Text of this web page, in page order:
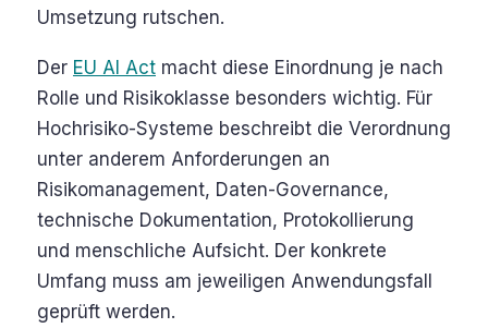
Umsetzung rutschen.
Der EU AI Act macht diese Einordnung je nach
Rolle und Risikoklasse besonders wichtig. Für
Hochrisiko-Systeme beschreibt die Verordnung
unter anderem Anforderungen an
Risikomanagement, Daten-Governance,
technische Dokumentation, Protokollierung
und menschliche Aufsicht. Der konkrete
Umfang muss am jeweiligen Anwendungsfall
geprüft werden.